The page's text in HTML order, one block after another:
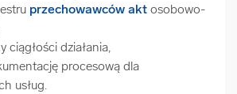
przechowawców akt osobowo-
ciągłości działania,
procesową dla
usług.